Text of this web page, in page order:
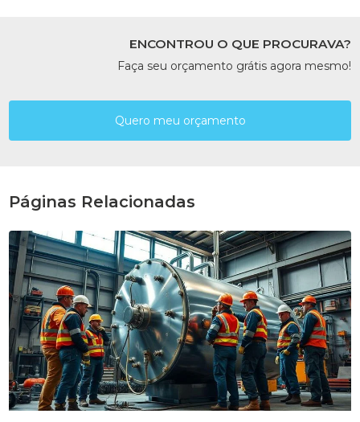
ENCONTROU O QUE PROCURAVA?
Faça seu orçamento grátis agora mesmo!
Quero meu orçamento
Páginas Relacionadas